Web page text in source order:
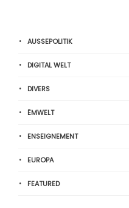
AUSSEPOLITIK
DIGITAL WELT
DIVERS
ËMWELT
ENSEIGNEMENT
EUROPA
FEATURED